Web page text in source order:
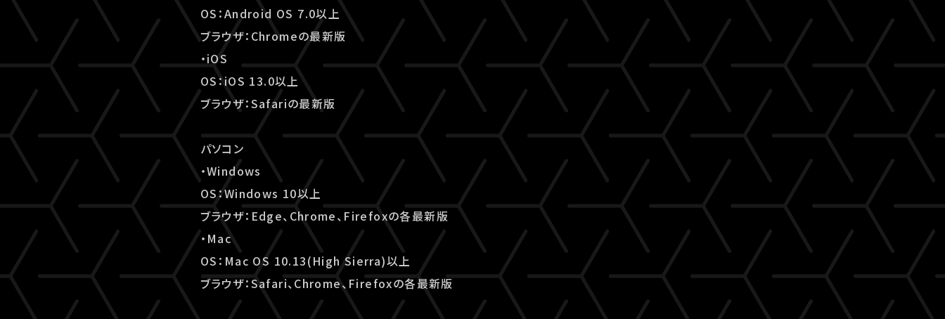
OS：Android OS 7.0以上
ブラウザ：Chromeの最新版
・iOS
OS：iOS 13.0以上
ブラウザ：Safariの最新版
パソコン
・Windows
OS：Windows 10以上
ブラウザ：Edge、Chrome、Firefoxの各最新版
・Mac
OS：Mac OS 10.13(High Sierra)以上
ブラウザ：Safari、Chrome、Firefoxの各最新版